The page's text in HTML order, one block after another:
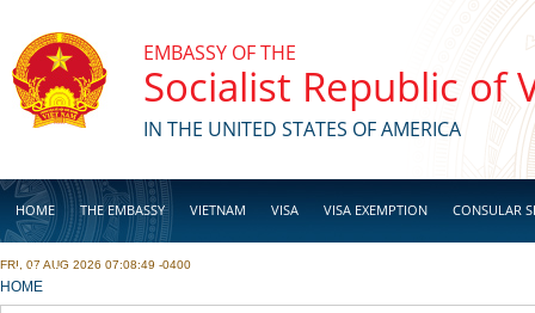
EMBASSY OF THE
Socialist Republic of
IN THE UNITED STATES OF AMERICA
HOME THE EMBASSY VIETNAM VISA VISA EXEMPTION CONSULAR
BUSINESS
FRI, 07 AUG 2026 07:08:49 -0400
YOU ARE HERE
HOME